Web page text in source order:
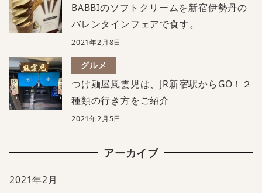
BABBIのソフトクリームを新宿伊勢丹の
バレンタインフェアで食す。
2021年2月8日
グルメ
つけ麺屋風雲児は、JR新宿駅からGO！２
種類の行き方をご紹介
2021年2月5日
アーカイブ
2021年2月